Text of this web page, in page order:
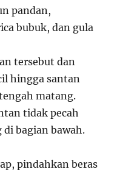
pandan,
bubuk, dan gula
tersebut dan
hingga santan
matang.
tidak pecah
bagian bawah.
pindahkan beras